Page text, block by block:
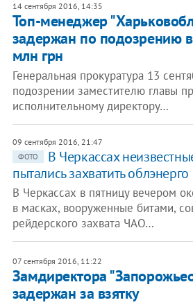
14 сентября 2016, 14:35
Топ-менеджер
задержан по подозрению в
млн грн
Генеральная прокуратура 13
подозрении заместителю главы
исполнительному директору…
09 сентября 2016, 21:47
ФОТО
В Черкассах
пытались захватить облэнерго
В Черкассах в пятницу вечером
в масках, вооруженные битами,
рейдерского захвата ЧАО…
07 сентября 2016, 11:22
Замдиректора
задержан за взятку